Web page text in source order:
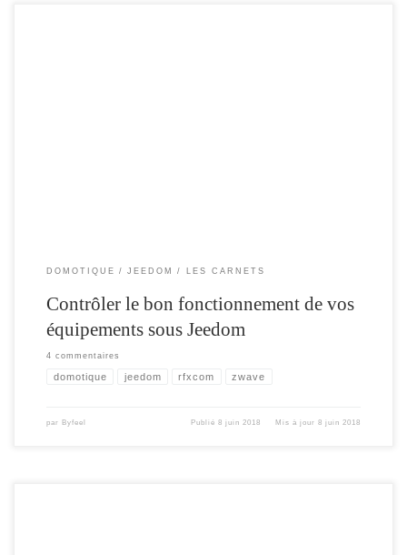
DOMOTIQUE JEEDOM LES CARNETS
Contrôler le bon fonctionnement de vos
équipements sous Jeedom
4 commentaires
domotique jeedom rfxcom zwave
par Byfeel Publié8 juin 2018 Mis à jour8 juin 2018